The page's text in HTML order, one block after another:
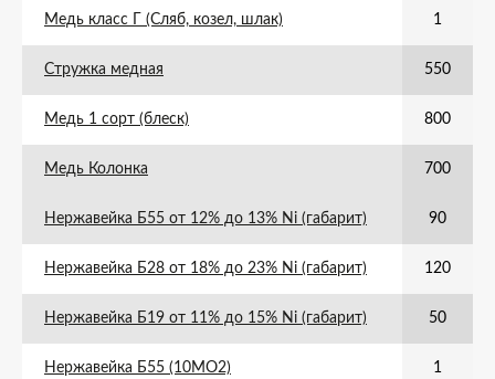
Медь класс Г (Сляб, козел, шлак) 1
Стружка медная 550
Медь 1 сорт (блеск) 800
Медь Колонка 700
Нержавейка Б55 от 12% до 13% Ni (габарит) 90
Нержавейка Б28 от 18% до 23% Ni (габарит) 120
Нержавейка Б19 от 11% до 15% Ni (габарит) 50
Нержавейка Б55 (10МО2) 1